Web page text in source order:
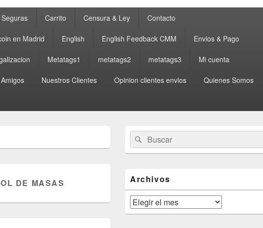
Carrito Censura & Ley Contacto
en Madrid English English Feedback CMM Envios & Pago
Metatags1 metatags2 metatags3 Mi cuenta
Nuestros Clientes Opinion clientes envios Quienes Somos
DE MASAS
área
de
widget
lateral
primaria
Buscar
por:
Buscar
Archivos
Archivos